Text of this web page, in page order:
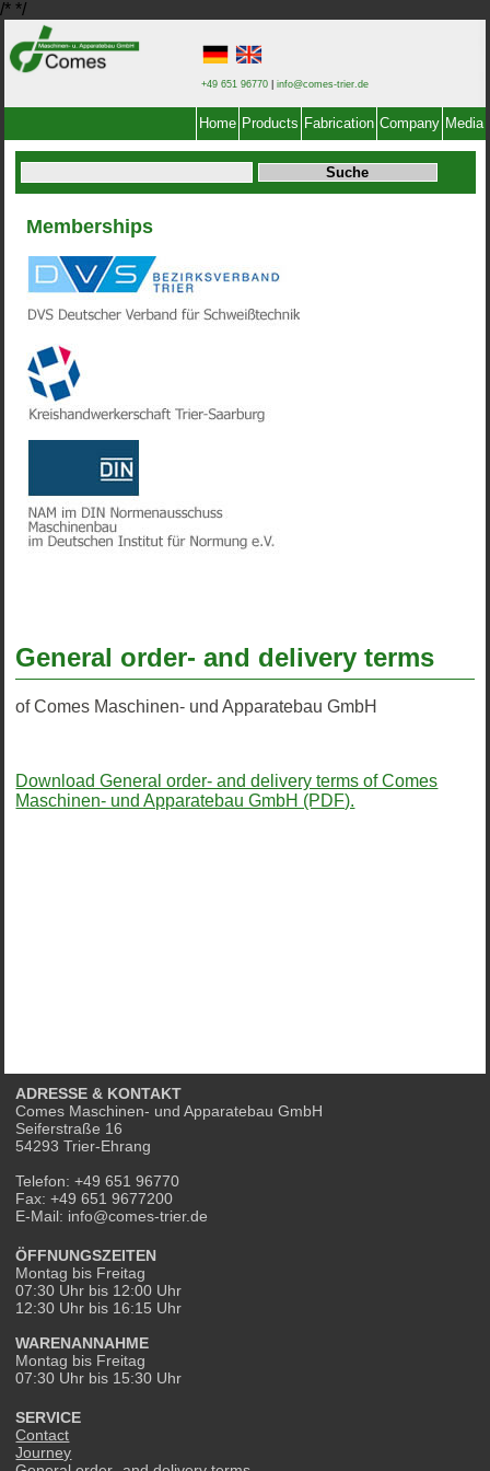
/* */
+49 651 96770 |info@comes-trier.de
Home Products Fabrication Company Media
Memberships
General order- and delivery terms
of Comes Maschinen- und Apparatebau GmbH
Download General order- and delivery terms of Comes
Maschinen- und Apparatebau GmbH (PDF).
ADRESSE & KONTAKT
Comes Maschinen- und Apparatebau GmbH
Seiferstraße 16
54293 Trier-Ehrang
Telefon: +49 651 96770
Fax: +49 651 9677200
E-Mail: info@comes-trier.de
ÖFFNUNGSZEITEN
Montag bis Freitag
07:30 Uhr bis 12:00 Uhr
12:30 Uhr bis 16:15 Uhr
WARENANNAHME
Montag bis Freitag
07:30 Uhr bis 15:30 Uhr
SERVICE
Contact
Journey